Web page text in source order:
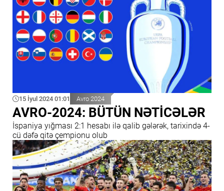
15 İyul 2024 01:01 Avro 2024
AVRO-2024: BÜTÜN NƏTİCƏLƏR
İspaniya yığması 2:1 hesabı ilə qalib gələrək, tarixində 4-
cü dəfə qitə çempionu olub